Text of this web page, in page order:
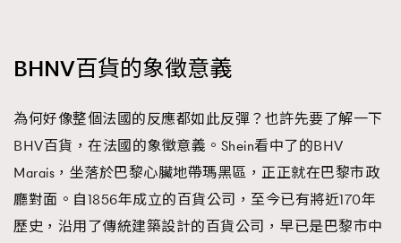
BHNV百貨的象徵意義
為何好像整個法國的反應都如此反彈？也許先要了解一下
BHV百貨，在法國的象徵意義。Shein看中了的BHV
Marais，坐落於巴黎心臟地帶瑪黑區，正正就在巴黎市政
廳對面。自1856年成立的百貨公司，至今已有將近170年
歷史，沿用了傳統建築設計的百貨公司，早已是巴黎市中